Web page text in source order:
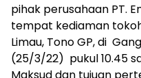
pihak perusahaan PT.
tempat kediaman
Limau, Tono GP, di
(25/3/22) pukul 10.45